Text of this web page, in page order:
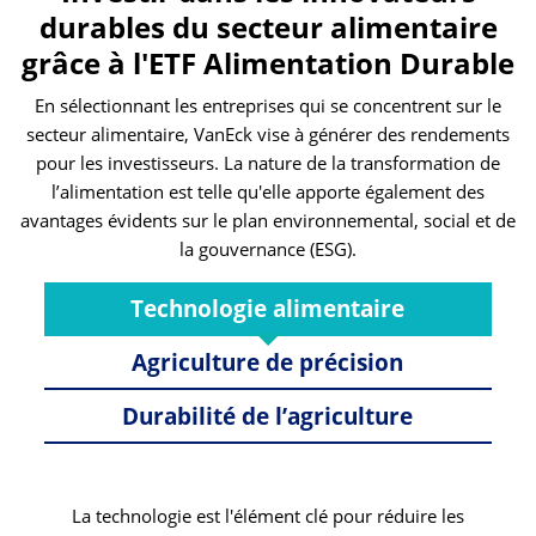
durables du secteur alimentaire
grâce à l'ETF Alimentation Durable
En sélectionnant les entreprises qui se concentrent sur le
secteur alimentaire, VanEck vise à générer des rendements
pour les investisseurs. La nature de la transformation de
l’alimentation est telle qu'elle apporte également des
avantages évidents sur le plan environnemental, social et de
la gouvernance (ESG).
Technologie alimentaire
Agriculture de précision
Durabilité de l’agriculture
La technologie est l'élément clé pour réduire les